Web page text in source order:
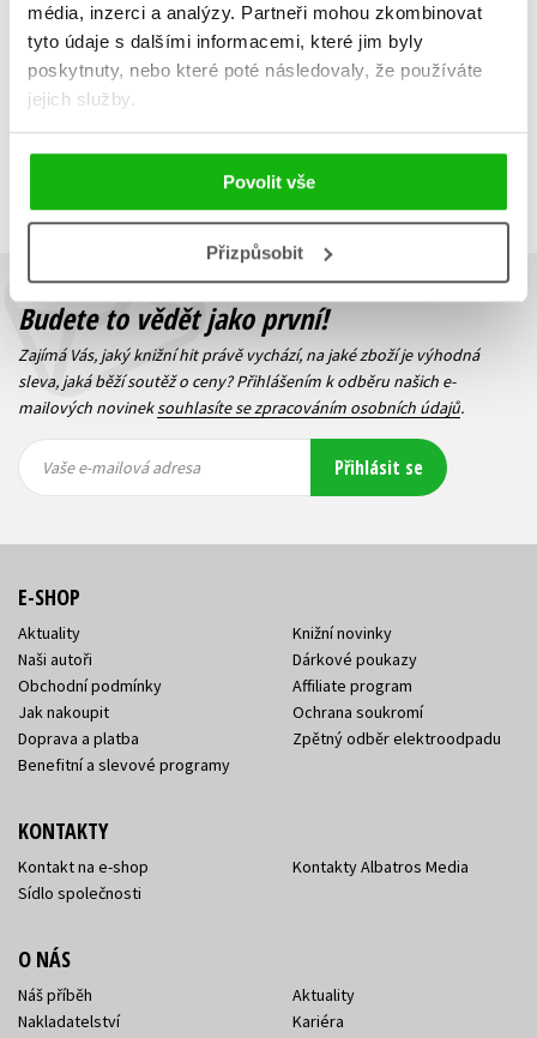
média, inzerci a analýzy. Partneři mohou zkombinovat
tyto údaje s dalšími informacemi, které jim byly
poskytnuty, nebo které poté následovaly, že používáte
jejich služby.
Povolit vše
Přizpůsobit
Do košíku
Předchozí 1
Budete to vědět jako první!
Zajímá Vás, jaký knižní hit právě vychází, na jaké zboží je výhodná
sleva, jaká běží soutěž o ceny? Přihlášením k odběru našich e-
mailových novineksouhlasíte se zpracováním osobních údajů.
mailová
mailová
Vaše e-mailová adresa Přihlásit se
E-SHOP
Aktuality
Naši autoři
Obchodní podmínky
Jak nakoupit
Doprava a platba
Benefitní a slevové programy
Knižní novinky
Dárkové poukazy
Affiliate program
Ochrana soukromí
Zpětný odběr elektroodpadu
KONTAKTY
Kontakt na e-shop
Sídlo společnosti
Kontakty Albatros Media
O NÁS
Náš příběh
Nakladatelství
Aktuality
Kariéra